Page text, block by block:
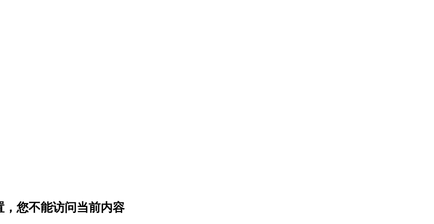
您不能访问当前内容